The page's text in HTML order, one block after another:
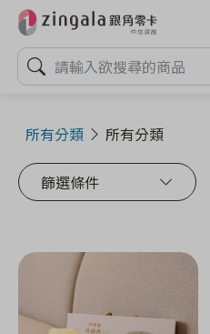
所有分類 所有分類
篩選條件